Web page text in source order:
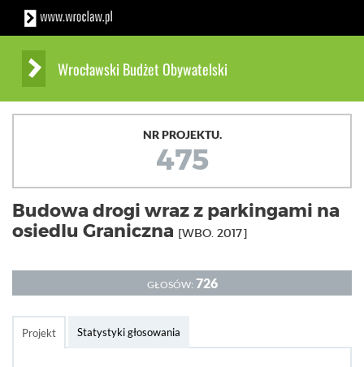
Wrocławski Budżet Obywatelski
NR PROJEKTU.
475
Budowa drogi wraz z parkingami na
osiedlu Graniczna [WBO. 2017]
GŁOSÓW: 726
Projekt Statystyki głosowania